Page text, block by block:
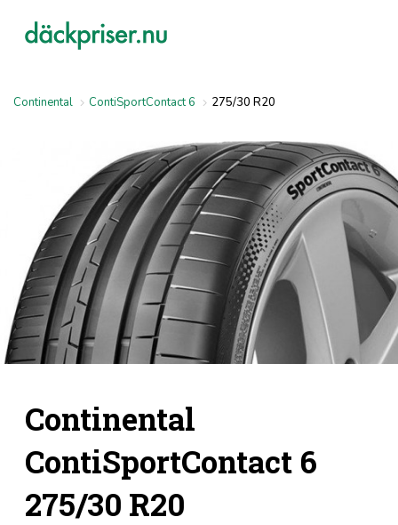
Continental ContiSportContact 6 275/30 R20
Continental
ContiSportContact 6
275/30 R20